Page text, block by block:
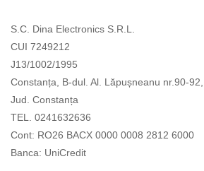
S.C. Dina Electronics S.R.L.
CUI 7249212
J13/1002/1995
Constanța, B-dul. Al. Lăpușneanu nr.90-92,
Jud. Constanța
TEL. 0241632636
Cont: RO26 BACX 0000 0008 2812 6000
Banca: UniCredit